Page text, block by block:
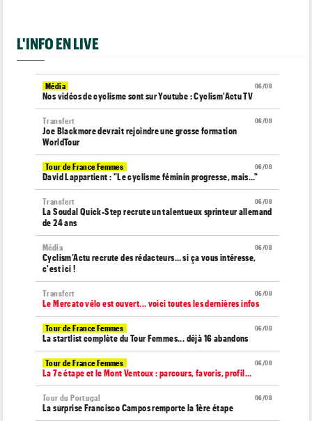
L'INFO EN LIVE
06/08
Média
Nos vidéos de cyclisme sont sur Youtube : Cyclism'Actu TV
06/08
Transfert
Joe Blackmore devrait rejoindre une grosse formation
WorldTour
06/08
Tour de France Femmes
David Lappartient : "Le cyclisme féminin progresse, mais…"
06/08
Transfert
La Soudal Quick-Step recrute un talentueux sprinteur allemand
de 24 ans
06/08
Média
Cyclism’Actu recrute des rédacteurs… si ça vous intéresse,
c'est ici !
06/08
Transfert
Le Mercato vélo est ouvert... voici toutes les dernières infos
06/08
Tour de France Femmes
La startlist complète du Tour Femmes... déjà 16 abandons
06/08
Tour de France Femmes
La 7e étape et le Mont Ventoux : parcours, favoris, profil…
06/08
Tour du Portugal
La surprise Francisco Campos remporte la 1ère étape